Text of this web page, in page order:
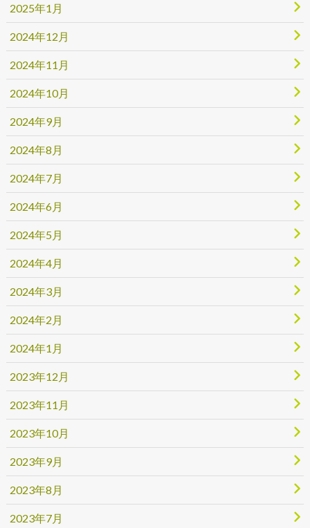
2025年1月
2024年12月
2024年11月
2024年10月
2024年9月
2024年8月
2024年7月
2024年6月
2024年5月
2024年4月
2024年3月
2024年2月
2024年1月
2023年12月
2023年11月
2023年10月
2023年9月
2023年8月
2023年7月